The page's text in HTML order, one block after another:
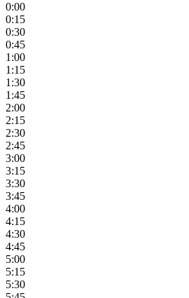
0:00
0:15
0:30
0:45
1:00
1:15
1:30
1:45
2:00
2:15
2:30
2:45
3:00
3:15
3:30
3:45
4:00
4:15
4:30
4:45
5:00
5:15
5:30